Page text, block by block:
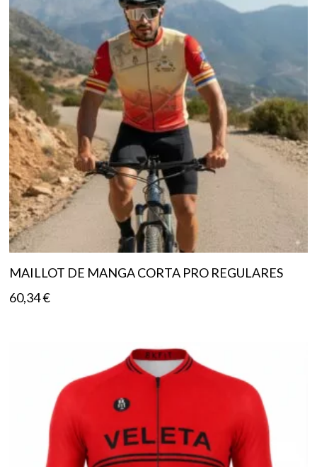
MAILLOT DE MANGA CORTA PRO REGULARES
60,34€